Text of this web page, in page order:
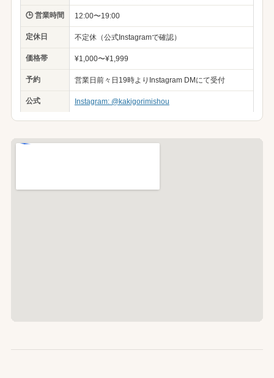
🕒 営業時間 12:00〜19:00
定休日 不定休（公式Instagramで確認）
価格帯 ¥1,000〜¥1,999
予約 営業日前々日19時よりInstagram DMにて受付
公式 Instagram: @kakigorimishou